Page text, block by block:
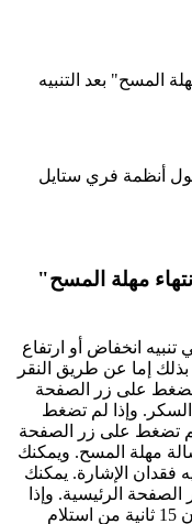
المسح" بعد التنبيه
أنظمة فري ستايل
مهلة المسح"
انخفاض أو ارتفاع
بذلك إما عن طريق النقر
على زر الصفحة
السكر. وإذا لم تضغط
لم تضغط على زر الصفحة
فستتلقى رسالة مهلة المسح. ويمكنك
فقدان الإشارة. يمكنك
الرئيسية. وإذا
لم تقم بمسح المجس الخاص بك في غضون 15 ثانية من استلام